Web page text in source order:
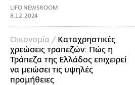
LIFO NEWSROOM
8.12.2024
Οικονομία / Καταχρηστικές
χρεώσεις τραπεζών: Πώς η
Τράπεζα της Ελλάδος επιχειρεί
να μειώσει τις υψηλές
προμήθειες